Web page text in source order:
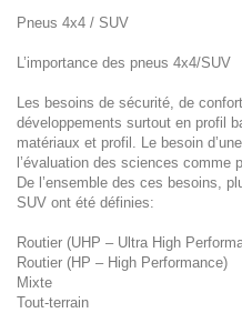
Pneus 4x4 / SUV
L’importance des pneus 4x4/SUV
Les besoins de sécurité, de
développements surtout en profil
matériaux et profil. Le besoin
l’évaluation des sciences
De l’ensemble des ces besoins,
SUV ont été définies:
Routier (UHP – Ultra High
Routier (HP – High Performance)
Mixte
Tout-terrain